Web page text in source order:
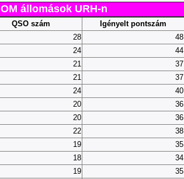
OM állomások URH-n
QSO szám Igényelt pontszám
28 48
24 44
21 37
21 37
24 40
20 36
20 36
22 38
19 35
18 34
19 35